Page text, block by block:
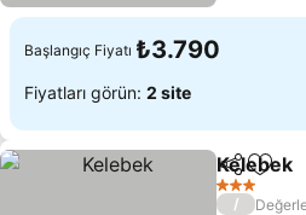
Başlangıç Fiyatı ₺3.790
Fiyatları görün: 2 site
Paylaş
Kelebek
3 Yıldız
/